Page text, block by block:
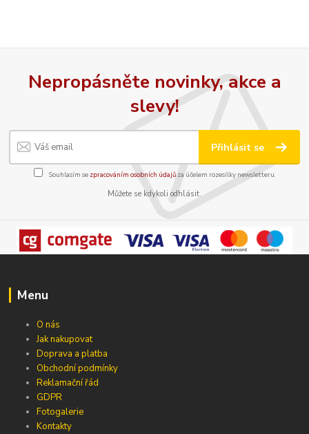
Nepropásněte novinky, akce a
slevy!
Přihlásit se
Souhlasím se zpracováním osobních údajůza účelem rozesílky newsletteru.
Můžete se kdykoli odhlásit.
Menu
O nás
Jak nakupovat
Doprava a platba
Obchodní podmínky
Reklamační řád
GDPR
Fotogalerie
Kontakty